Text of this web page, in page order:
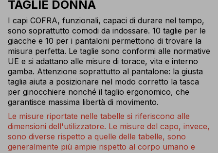
TAGLIE DONNA
I capi COFRA, funzionali, capaci di durare nel tempo,
sono soprattutto comodi da indossare. 10 taglie per le
giacche e 10 per i pantaloni permettono di trovare la
misura perfetta. Le taglie sono conformi alle normative
UE e si adattano alle misure di torace, vita e interno
gamba. Attenzione soprattutto al pantalone: la giusta
taglia aiuta a posizionare nel modo corretto la tasca
per ginocchiere nonché il taglio ergonomico, che
garantisce massima libertà di movimento.
Le misure riportate nelle tabelle si riferiscono alle
dimensioni dell'utilizzatore. Le misure del capo, invece,
sono diverse rispetto a quelle delle tabelle, sono
generalmente più ampie rispetto al corpo umano e